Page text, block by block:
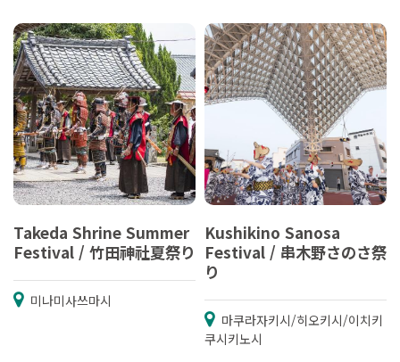
Takeda Shrine Summer
Festival / 竹田神社夏祭り
미나미사쓰마시
Kushikino Sanosa
Festival / 串木野さのさ祭
り
마쿠라자키시/히오키시/이치키
쿠시키노시